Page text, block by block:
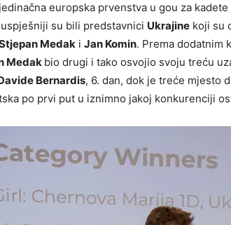
europska prvenstva u gou za
su bili predstavnici Ukrajine koji su
Medak i Jan Komin. Prema dodatnim
Medak bio drugi i tako osvojio svoju treću
Bernardis, 6. dan, dok je treće mjesto
po prvi put u iznimno jakoj konkurenciji